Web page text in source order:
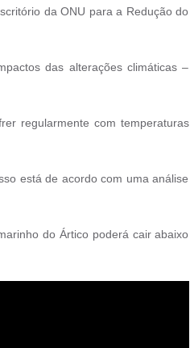
da ONU para a Redução do
das alterações climáticas –
regularmente com temperaturas
está de acordo com uma análise
do Ártico poderá cair abaixo